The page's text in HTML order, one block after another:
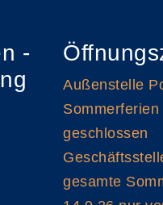
-
Außenstelle
geschlossen
gesamte